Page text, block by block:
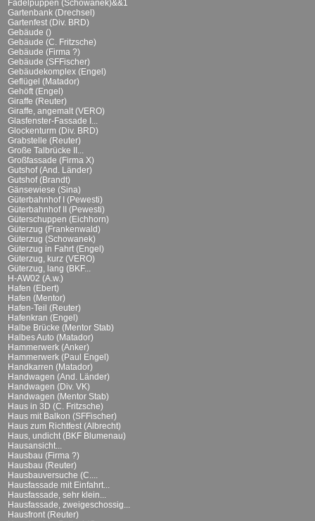
Fädelpuppen (Schowanek)&&1
Gartenbank (Drechsel)
Gartenfest (Div. BRD)
Gebäude ()
Gebäude (C. Fritzsche)
Gebäude (Firma ?)
Gebäude (SFFischer)
Gebäudekomplex (Engel)
Geflügel (Matador)
Gehöft (Engel)
Giraffe (Reuter)
Giraffe, angemalt (VERO)
Glasfenster-Fassade I...
Glockenturm (Div. BRD)
Grabstelle (Reuter)
Große Talbrücke II...
Großfassade (Firma X)
Gutshof (And. Länder)
Gutshof (Brandt)
Gänsewiese (Sina)
Güterbahnhof I (Pewesti)
Güterbahnhof II (Pewesti)
Güterschuppen (Eichhorn)
Güterzug (Frankenwald)
Güterzug (Schowanek)
Güterzug in Fahrt (Engel)
Güterzug, kurz (VERO)
Güterzug, lang (BKF...
H-AW02 (A.w.)
Hafen (Ebert)
Hafen (Mentor)
Hafen-Teil (Reuter)
Hafenkran (Engel)
Halbe Brücke (Mentor Stab)
Halbes Auto (Matador)
Hammerwerk (Anker)
Hammerwerk (Paul Engel)
Handkarren (Matador)
Handwagen (And. Länder)
Handwagen (Div. VK)
Handwagen (Mentor Stab)
Haus in 3D (C. Fritzsche)
Haus mit Balkon (SFFischer)
Haus zum Richtfest (Albrecht)
Haus, undicht (BKF Blumenau)
Hausansicht...
Hausbau (Firma ?)
Hausbau (Reuter)
Hausbauversuche (C....
Hausfassade mit Einfahrt...
Hausfassade, sehr klein...
Hausfassade, zweigeschossig...
Hausfront (Reuter)